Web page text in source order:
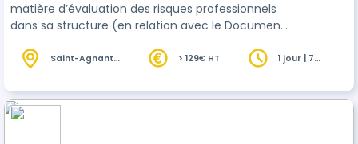
matière d’évaluation des risques professionnels
dans sa structure (en relation avec le Document
observe, décrit, analyse sa situation de travail et
Saint-Agnant
> 129€ HT
1 jour | 7